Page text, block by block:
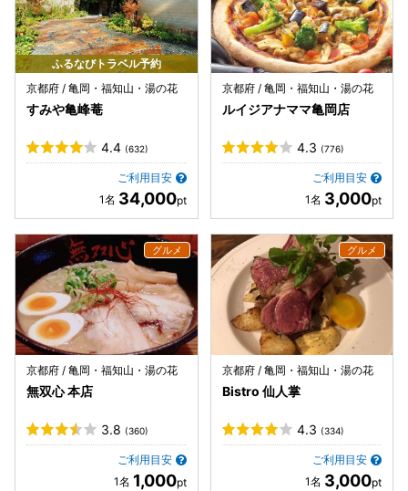
ふるなびトラベル予約
京都府 / 亀岡・福知山・湯の花
すみや亀峰菴
4.4 (632)
ご利用目安
34,000
京都府 / 亀岡・福知山・湯の花
ルイジアナママ亀岡店
4.3 (776)
ご利用目安
3,000
京都府 / 亀岡・福知山・湯の花
無双心 本店
3.8 (360)
ご利用目安
1,000
京都府 / 亀岡・福知山・湯の花
Bistro 仙人掌
4.3 (334)
ご利用目安
3,000